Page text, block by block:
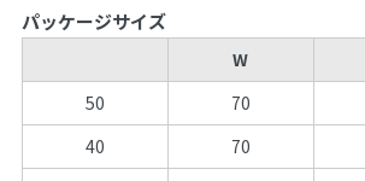
パッケージサイズ
W
50
70
40
70